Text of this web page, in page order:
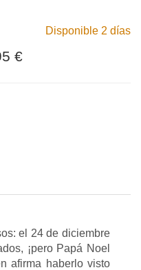
Disponible 2 días
€
el 24 de diciembre
¡pero Papá Noel
afirma haberlo visto